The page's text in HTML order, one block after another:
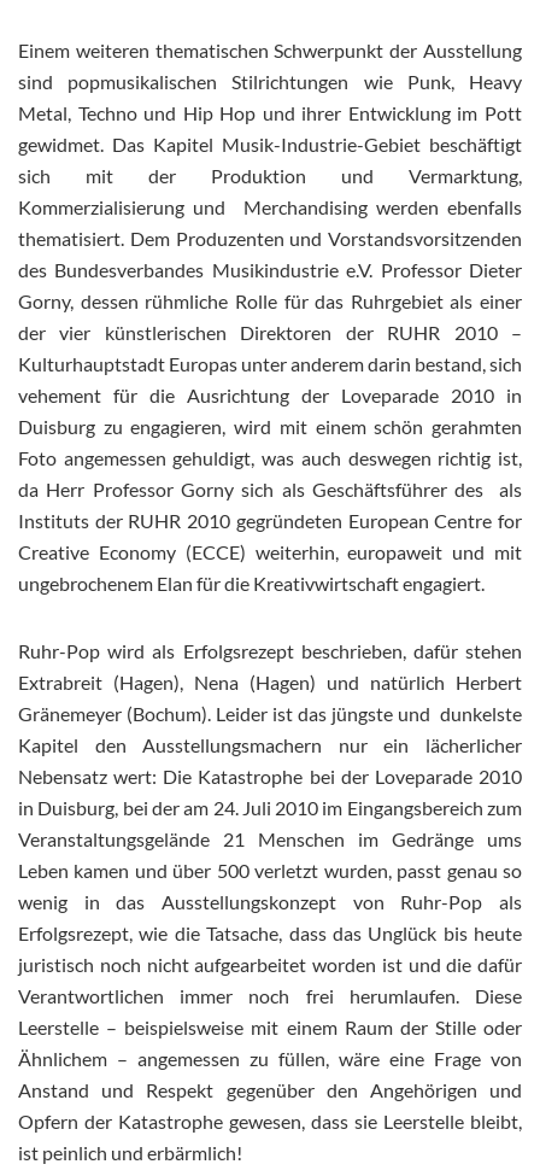
Einem weiteren thematischen Schwerpunkt der Ausstellung
sind popmusikalischen Stilrichtungen wie Punk, Heavy
Metal, Techno und Hip Hop und ihrer Entwicklung im Pott
gewidmet. Das Kapitel Musik-Industrie-Gebiet beschäftigt
sich mit der Produktion und Vermarktung,
Kommerzialisierung und Merchandising werden ebenfalls
thematisiert. Dem Produzenten und Vorstandsvorsitzenden
des Bundesverbandes Musikindustrie e.V. Professor Dieter
Gorny, dessen rühmliche Rolle für das Ruhrgebiet als einer
der vier künstlerischen Direktoren der RUHR 2010 –
Kulturhauptstadt Europas unter anderem darin bestand, sich
vehement für die Ausrichtung der Loveparade 2010 in
Duisburg zu engagieren, wird mit einem schön gerahmten
Foto angemessen gehuldigt, was auch deswegen richtig ist,
da Herr Professor Gorny sich als Geschäftsführer des als
Instituts der RUHR 2010 gegründeten European Centre for
Creative Economy (ECCE) weiterhin, europaweit und mit
ungebrochenem Elan für die Kreativwirtschaft engagiert.
Ruhr-Pop wird als Erfolgsrezept beschrieben, dafür stehen
Extrabreit (Hagen), Nena (Hagen) und natürlich Herbert
Gränemeyer (Bochum). Leider ist das jüngste und dunkelste
Kapitel den Ausstellungsmachern nur ein lächerlicher
Nebensatz wert: Die Katastrophe bei der Loveparade 2010
in Duisburg, bei der am 24. Juli 2010 im Eingangsbereich zum
Veranstaltungsgelände 21 Menschen im Gedränge ums
Leben kamen und über 500 verletzt wurden, passt genau so
wenig in das Ausstellungskonzept von Ruhr-Pop als
Erfolgsrezept, wie die Tatsache, dass das Unglück bis heute
juristisch noch nicht aufgearbeitet worden ist und die dafür
Verantwortlichen immer noch frei herumlaufen. Diese
Leerstelle – beispielsweise mit einem Raum der Stille oder
Ähnlichem – angemessen zu füllen, wäre eine Frage von
Anstand und Respekt gegenüber den Angehörigen und
Opfern der Katastrophe gewesen, dass sie Leerstelle bleibt,
ist peinlich und erbärmlich!